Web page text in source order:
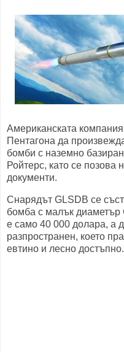
Американската
Пентагона да
бомби с наземно
Ройтерс, като се позова
документи.
Снарядът GLSDB се
бомба с малък диаметър
е само 40 000 долара, а
разпространен, което
евтино и лесно достъпно.